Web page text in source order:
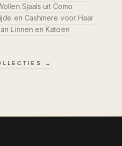
Sjaals uit Como
en Cashmere voor Haar
Linnen en Katoen
→